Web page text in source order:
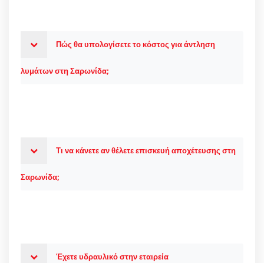
Πώς θα υπολογίσετε το κόστος για άντληση
λυμάτων στη Σαρωνίδα;
Τι να κάνετε αν θέλετε επισκευή αποχέτευσης στη
Σαρωνίδα;
Έχετε υδραυλικό στην εταιρεία